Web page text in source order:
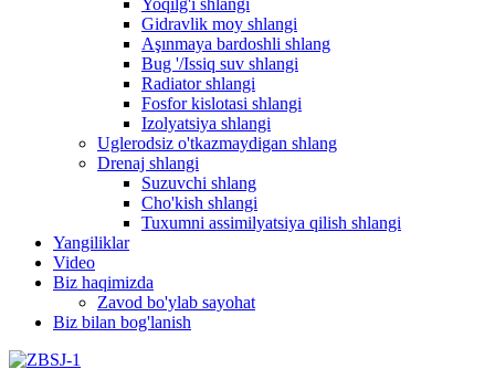
Yoqilg'i shlangi
Gidravlik moy shlangi
Aşınmaya bardoshli shlang
Bug '/Issiq suv shlangi
Radiator shlangi
Fosfor kislotasi shlangi
Izolyatsiya shlangi
Uglerodsiz o'tkazmaydigan shlang
Drenaj shlangi
Suzuvchi shlang
Cho'kish shlangi
Tuxumni assimilyatsiya qilish shlangi
Yangiliklar
Video
Biz haqimizda
Zavod bo'ylab sayohat
Biz bilan bog'lanish